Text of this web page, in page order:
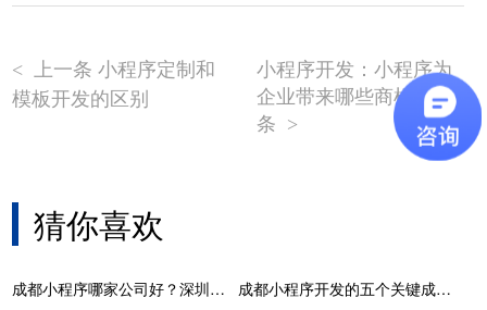
< 上一条 小程序定制和
模板开发的区别
小程序开发：小程序为
企业带来哪些商机 下一
条 >
猜你喜欢
成都小程序哪家公司好？深圳专业小程序开发公司
成都小程序开发的五个关键成功因素